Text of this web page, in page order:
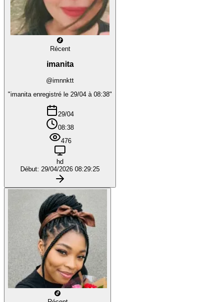
Récent
imanita
@imnnktt
"imanita enregistré le 29/04 à 08:38"
29/04
08:38
476
hd
Début: 29/04/2026 08:29:25